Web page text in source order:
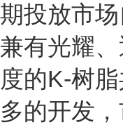
期投放市
兼有光耀
度的K-树
多的开发